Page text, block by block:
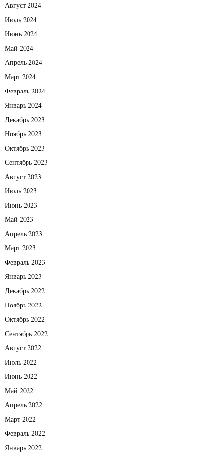
Август 2024
Июль 2024
Июнь 2024
Май 2024
Апрель 2024
Март 2024
Февраль 2024
Январь 2024
Декабрь 2023
Ноябрь 2023
Октябрь 2023
Сентябрь 2023
Август 2023
Июль 2023
Июнь 2023
Май 2023
Апрель 2023
Март 2023
Февраль 2023
Январь 2023
Декабрь 2022
Ноябрь 2022
Октябрь 2022
Сентябрь 2022
Август 2022
Июль 2022
Июнь 2022
Май 2022
Апрель 2022
Март 2022
Февраль 2022
Январь 2022